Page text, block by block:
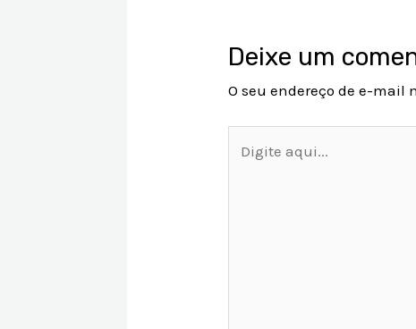
Deixe um
O seu endereço de e-mail
aqui...